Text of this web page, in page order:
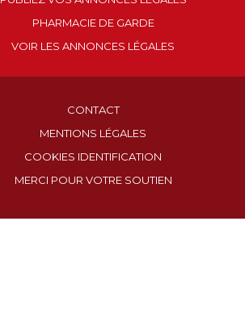
PHARMACIE DE GARDE
VOIR LES ANNONCES LÉGALES
CONTACT
MENTIONS LÉGALES
COOKIES IDENTIFICATION
MERCI POUR VOTRE SOUTIEN